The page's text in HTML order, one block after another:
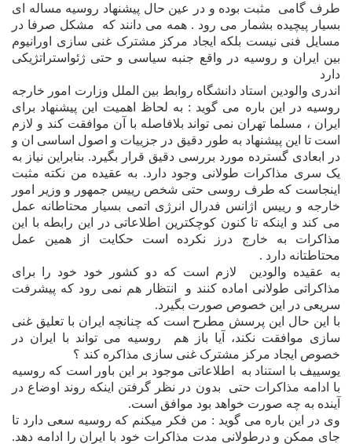
طرف گامى
مثبت بوده و در عين حال پيشنهاد روسيه مساله اى
بسيار پيچيده بشمار مى رود . همه مى دانند که
مشکل صرفا در
مسايل فنى نيست بلکه ايجاد مرکز مشترک غنى سازى اورانيوم
بين ايران و روسيه در واقع جنبه سياسى و حتى ژئواستراتژيکى
دارد
اندرى والودين استاد دانشگاه روابط بين الملل وزارت امور خارجه
روسيه در اين باره مى گويد : به لحاظ اهميت اين پيشنهاد براى
ايران ، مسلما تهران نمى تواند بلافاصله با
ن موافقت کند و لازم
است تا اين پيشنهاد به طور دقيق در جزييات و اصول اساسى ان و
در ابعادى گسترده مورد بررسى دقيق قرار بگيرد. بنابراين نياز به
يک سرى مذاکرات طولانى وجود دارد. به عقيده من نکته مثبت
اينجاست که طرف روسى حتى شخص رييس جمهور و وزير امور
خارجه و رييس اژانس فدرال انرژى اتمى بسيار محتاطانه عمل
مى کند و اينکه تا کنون کوچکترين اطلاعاتى در اين رابطه با اين
مذاکرات به خارج درز نکرده است حکايت از همين عمل
محتاطتانه دارد .
به عقيده والودين
لازم است که دو کشور خود خود را براى
مذاکراتى طولانى اماده کنند و
انتظار هم نمى رود که پيشرفت
سريعى در اين خصوص صورت بگيرد.
با اين حال اين پرسش مطرح است که چنانچه ايران با تعليق غنى
سازى موافقت نکند، آيا باز هم
روسيه مى تواند با ايران در
خصوص ايجاد مرکز مشترک غنى سازى مذاکره کند ؟
يوسييف با استناد به
اطلاعاتى موجود بر اين باور است که روسيه
با ادامه مذاکرات حتى
بدون در نظر گرفتن اينکه روند اوضاع در
آينده به چه صورت خواهد بود موافق است.
وى در اين باره مى گويد : من فکر ميکنم که روسيه سعى دارد تا
جاى ممکن و درطولانى مدت مذاکرات خود با ايران را ادامه دهد.